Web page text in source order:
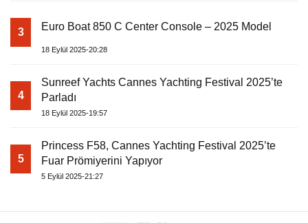
3 Euro Boat 850 C Center Console – 2025 Model
18 Eylül 2025-20:28
4
Sunreef Yachts Cannes Yachting Festival 2025’te
Parladı
18 Eylül 2025-19:57
5
Princess F58, Cannes Yachting Festival 2025’te
Fuar Prömiyerini Yapıyor
5 Eylül 2025-21:27